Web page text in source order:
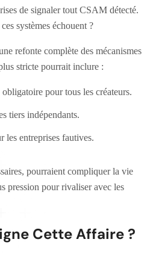
de signaler tout CSAM détecté.
systèmes échouent ?
refonte complète des mécanismes
stricte pourrait inclure :
pour tous les créateurs.
tiers indépendants.
les entreprises fautives.
pourraient compliquer la vie
pression pour rivaliser avec les
Cette Affaire ?